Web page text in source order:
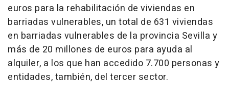
euros para la rehabilitación de viviendas en
barriadas vulnerables, un total de 631 viviendas
en barriadas vulnerables de la provincia Sevilla y
más de 20 millones de euros para ayuda al
alquiler, a los que han accedido 7.700 personas y
entidades, también, del tercer sector.